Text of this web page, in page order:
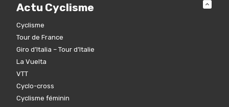
Actu Cyclisme
Cyclisme
Tour de France
Giro d’Italia – Tour d’Italie
La Vuelta
VTT
Cyclo-cross
Cyclisme féminin